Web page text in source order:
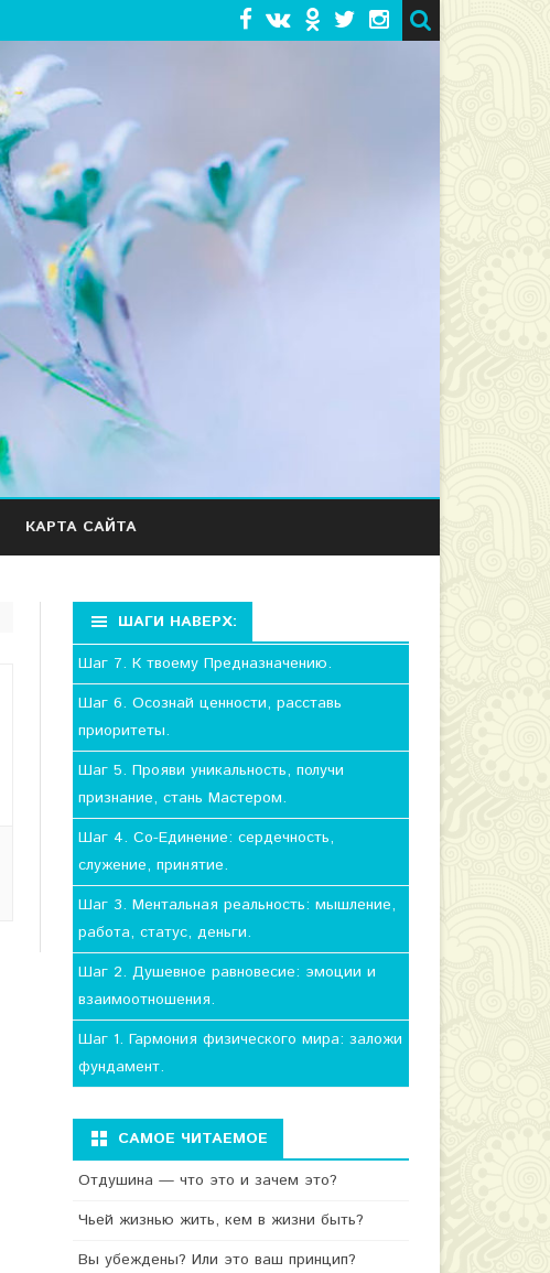
КАРТА САЙТА
ШАГИ НАВЕРХ:
Шаг 7. К твоему Предназначению.
Шаг 6. Осознай ценности, расставь
приоритеты.
Шаг 5. Прояви уникальность, получи
признание, стань Мастером.
Шаг 4. Со-Единение: сердечность,
служение, принятие.
Шаг 3. Ментальная реальность: мышление,
работа, статус, деньги.
Шаг 2. Душевное равновесие: эмоции и
взаимоотношения.
Шаг 1. Гармония физического мира: заложи
фундамент.
САМОЕ ЧИТАЕМОЕ
Отдушина — что это и зачем это?
Чьей жизнью жить, кем в жизни быть?
Вы убеждены? Или это ваш принцип?